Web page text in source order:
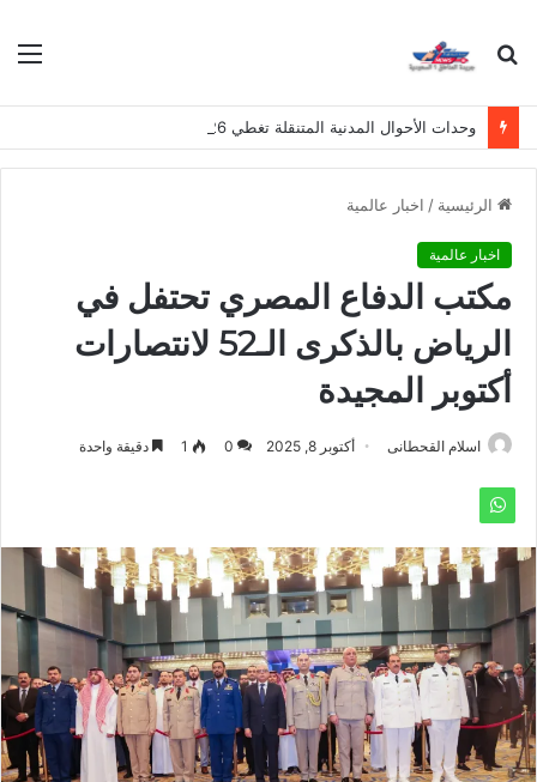
بحث
الرئيسية / اخبار عالمية
اخبار عالمية
مكتب الدفاع المصري تحتفل في
الرياض بالذكرى الـ52 لانتصارات
أكتوبر المجيدة
اسلام القحطانى أكتوبر 8, 2025 0
1 دقيقة واحدة